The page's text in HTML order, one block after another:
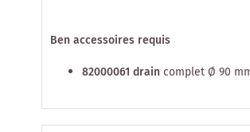
Ben accessoires requis
82000061 draincomplet Ø 90